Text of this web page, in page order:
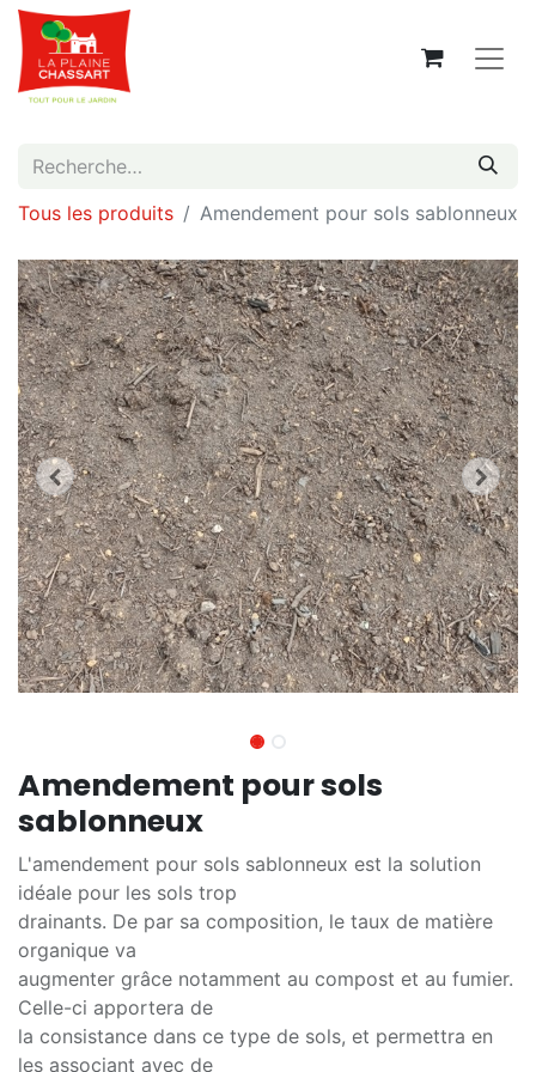
Tous les produits Amendement pour sols sablonneux
Amendement pour sols
sablonneux
L'amendement pour sols sablonneux est la solution
idéale pour les sols trop
drainants. De par sa composition, le taux de matière
organique va
augmenter grâce notamment au compost et au fumier.
Celle-ci apportera de
la consistance dans ce type de sols, et permettra en
les associant avec de